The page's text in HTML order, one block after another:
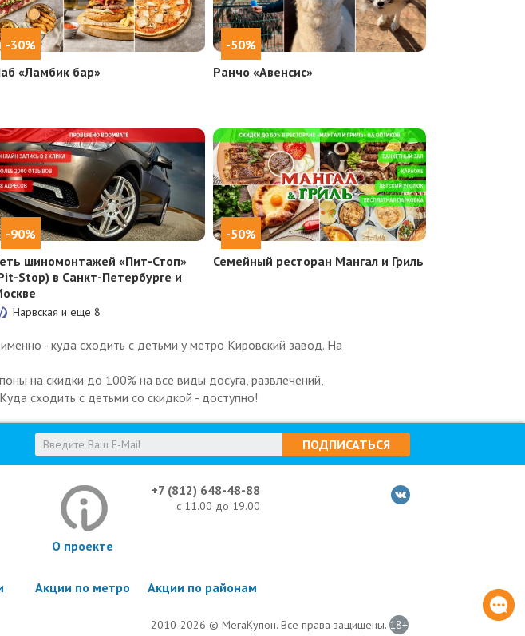
-30%
«Ламбик бар»
-50%
Ранчо «Авенсис»
-90%
шиномонтажей «Пит-Стоп»
Stop) в Санкт-Петербурге и
Нарвская и еще 8
-50%
Семейный ресторан Мангал и Гриль
- куда сходить с детьми у метро Кировский завод. На
на скидки до 100% на все виды досуга, развлечений,
сходить с детьми со скидкой - доступно!
ПОДПИСАТЬСЯ
+7 (812) 648-48-88
с 11.00 до 19.00
О проекте
Акции по метро Акции по районам
2010-2026 © МегаКупон. Все права защищены. 18+